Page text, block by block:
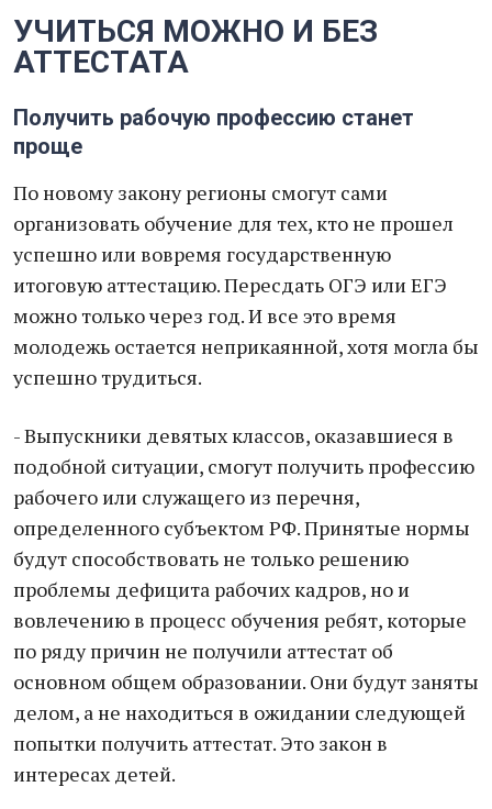
УЧИТЬСЯ МОЖНО И БЕЗ
АТТЕСТАТА
Получить рабочую профессию станет
проще
По новому закону регионы смогут сами
организовать обучение для тех, кто не прошел
успешно или вовремя государственную
итоговую аттестацию. Пересдать ОГЭ или ЕГЭ
можно только через год. И все это время
молодежь остается неприкаянной, хотя могла бы
успешно трудиться.
- Выпускники девятых классов, оказавшиеся в
подобной ситуации, смогут получить профессию
рабочего или служащего из перечня,
определенного субъектом РФ. Принятые нормы
будут способствовать не только решению
проблемы дефицита рабочих кадров, но и
вовлечению в процесс обучения ребят, которые
по ряду причин не получили аттестат об
основном общем образовании. Они будут заняты
делом, а не находиться в ожидании следующей
попытки получить аттестат. Это закон в
интересах детей.